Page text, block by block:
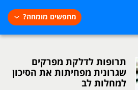
מחפשים מומחה?
תרופות לדלקת מפרקים
שגרונית מפחיתות את הסיכון
למחלות לב